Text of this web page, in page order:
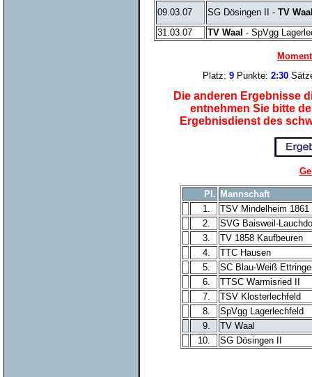
09.03.07
SG Dösingen II - TV
31.03.07
TV Waal - SpVgg
Platz: 9 Punkte: 2:30
Die anderen Ergebnisse
entnehmen Sie bitte
Ergebnisdienst des
Pl. Mannschaft
1.
TSV Mindelheim 1861
2.
SVG Baisweil-
3.
TV 1858 Kaufbeuren
4.
TTC Hausen
5.
SC Blau-Weiß
6.
TTSC Warmisried II
7.
TSV Klosterlechfeld
8.
SpVgg Lagerlechfeld
9.
TV Waal
10.
SG Dösingen II